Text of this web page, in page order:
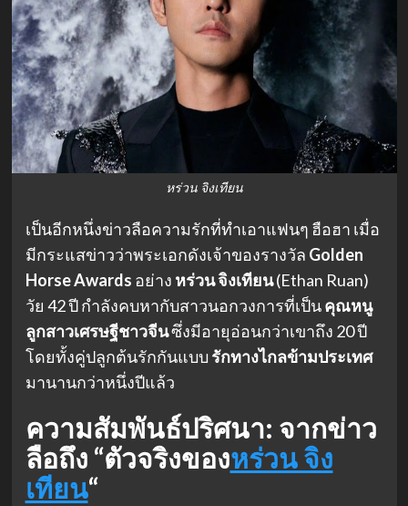
หร่วน จิงเทียน
เป็นอีกหนึ่งข่าวลือความรักที่ทำเอาแฟนๆ ฮือฮา เมื่อ
มีกระแสข่าวว่าพระเอกดังเจ้าของรางวัล Golden
Horse Awards อย่าง หร่วน จิงเทียน(Ethan Ruan)
วัย 42 ปี กำลังคบหากับสาวนอกวงการที่เป็นคุณหนู
ลูกสาวเศรษฐีชาวจีนซึ่งมีอายุอ่อนกว่าเขาถึง 20 ปี
โดยทั้งคู่ปลูกต้นรักกันแบบรักทางไกลข้ามประเทศ
มานานกว่าหนึ่งปีแล้ว
ความสัมพันธ์ปริศนา: จากข่าว
ลือถึง “ตัวจริงของหร่วน จิง
เทียน“